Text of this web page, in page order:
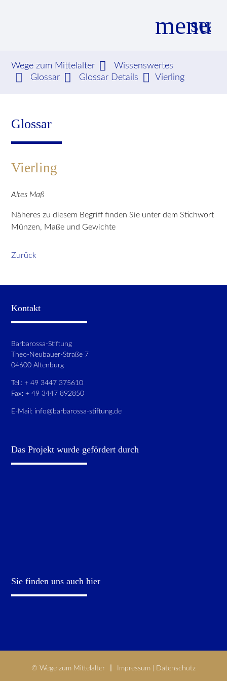
menu
Suchbegriffe SUCHEN
Wege zum Mittelalter
Wissenswertes
Glossar
Glossar Details Vierling
Glossar
Vierling
Altes Maß
Näheres zu diesem Begriff finden Sie unter dem Stichwort
Münzen, Maße und Gewichte
Zurück
Kontakt
Barbarossa-Stiftung
Theo-Neubauer-Straße 7
04600 Altenburg
Tel.: + 49 3447 375610
Fax: + 49 3447 892850
E-Mail: info@barbarossa-stiftung.de
Das Projekt wurde gefördert durch
Sie finden uns auch hier
© Wege zum Mittelalter Impressum Datenschutz